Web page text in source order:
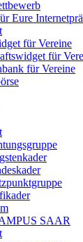
Eure
für Vereine
für
für Vereine
SAAR